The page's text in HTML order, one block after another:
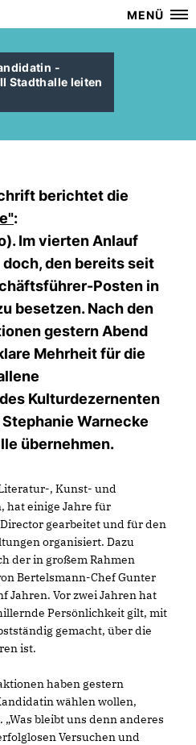
MENÜ
-
Stadthalle leiten
berichtet die
:
Im vierten Anlauf
den bereits seit
Posten in
besetzen. Nach den
gestern Abend
Mehrheit für die
Kulturdezernenten
Warnecke
übernehmen.
, Kunst- und
hat einige Jahre für
gearbeitet und für den
organisiert. Dazu
der in großem Rahmen
Bertelsmann-Chef Gunter
Jahren. Vor zwei Jahren hat
Persönlichkeit gilt, mit
gemacht, über die
ist.
haben gestern
wählen wollen,
bleibt uns denn anderes
Versuchen und